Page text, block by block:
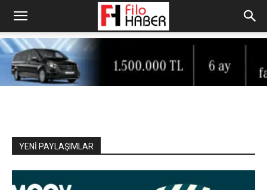
YENİ PAYLAŞIMLAR